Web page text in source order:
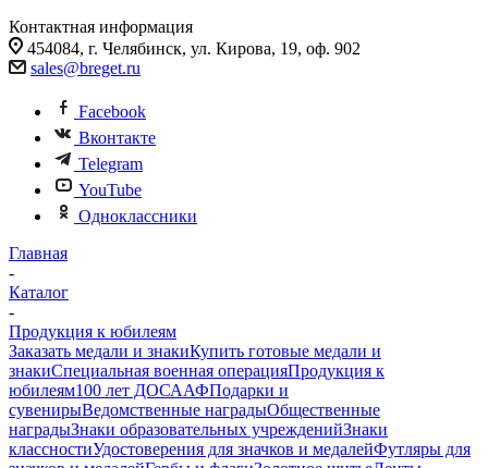
Контактная информация
454084, г. Челябинск, ул. Кирова, 19, оф. 902
sales@breget.ru
Facebook
Вконтакте
Telegram
YouTube
Одноклассники
Главная
-
Каталог
-
Продукция к юбилеям
Заказать медали и знакиКупить готовые медали и
знакиСпециальная военная операцияПродукция к
юбилеям100 лет ДОСААФПодарки и
сувенирыВедомственные наградыОбщественные
наградыЗнаки образовательных учрежденийЗнаки
классностиУдостоверения для значков и медалейФутляры для